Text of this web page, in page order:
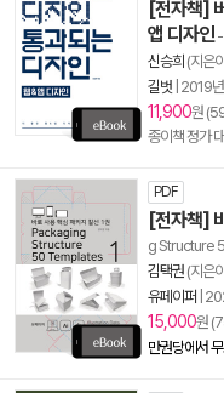
[전자책]
앱 디자인-
신승희 (지은
길벗 2019
11,900원
종이책 정가 대
PDF
[전자책]
g Structure
김택권 (지은
유페이퍼
15,000원
만권당에서